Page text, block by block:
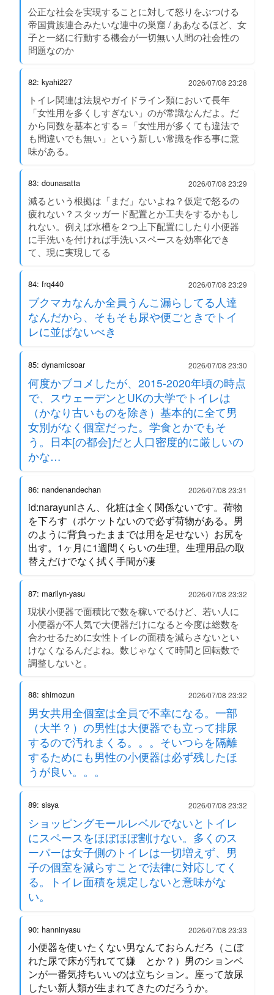
公正な社会を実現することに対して怒りをぶつける
帝国貴族連合みたいな連中の巣窟 / ああなるほど、女
子と一緒に行動する機会が一切無い人間の社会性の
問題なのか
82: kyahi227 2026/07/08 23:28
トイレ関連は法規やガイドライン類において長年
「女性用を多くしすぎない」のが常識なんだよ。だ
から同数を基本とする＝「女性用が多くても違法で
も間違いでも無い」という新しい常識を作る事に意
味がある。
83: dounasatta 2026/07/08 23:29
減るという根拠は「まだ」ないよね？仮定で怒るの
疲れない？スタッガード配置とか工夫をするかもし
れない。例えば水槽を２つ上下配置にしたり小便器
に手洗いを付ければ手洗いスペースを効率化でき
て、現に実現してる
84: frq440 2026/07/08 23:29
ブクマカなんか全員うんこ漏らしてる人達
なんだから、そもそも尿や便ごときでトイ
レに並ばないべき
85: dynamicsoar 2026/07/08 23:30
何度かブコメしたが、2015-2020年頃の時点
で、スウェーデンとUKの大学でトイレは
（かなり古いものを除き）基本的に全て男
女別がなく個室だった。学食とかでもそ
う。日本[の都会]だと人口密度的に厳しいの
かな…
86: nandenandechan 2026/07/08 23:31
id:narayuniさん、化粧は全く関係ないです。荷物
を下ろす（ポケットないので必ず荷物がある。男
のように背負ったままでは用を足せない）お尻を
出す。1ヶ月に1週間くらいの生理。生理用品の取
替えだけでなく拭く手間が凄
87: marilyn-yasu 2026/07/08 23:32
現状小便器で面積比で数を稼いでるけど、若い人に
小便器が不人気で大便器だけになると今度は総数を
合わせるために女性トイレの面積を減らさないとい
けなくなるんだよね。数じゃなくて時間と回転数で
調整しないと。
88: shimozun 2026/07/08 23:32
男女共用全個室は全員で不幸になる。一部
（大半？）の男性は大便器でも立って排尿
するので汚れまくる。。。そいつらを隔離
するためにも男性の小便器は必ず残したほ
うが良い。。。
89: sisya 2026/07/08 23:32
ショッピングモールレベルでないとトイレ
にスペースをほぼほぼ割けない。多くのス
ーパーは女子側のトイレは一切増えず、男
子の個室を減らすことで法律に対応してく
る。トイレ面積を規定しないと意味がな
い。
90: hanninyasu 2026/07/08 23:33
小便器を使いたくない男なんておらんだろ（こぼ
れた尿で床が汚れてて嫌 とか？）男のションベ
ンが一番気持ちいいのは立ちション。座って放尿
したい新人類が生まれてきたのだろうか。